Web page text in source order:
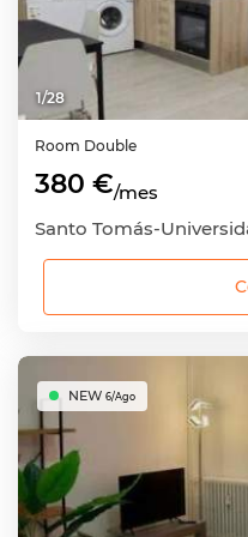
1/28
Room Double
380 €/mes
Santo Tomás-
NEW 6/Ago